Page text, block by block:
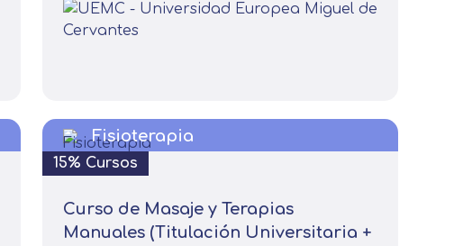
Fisioterapia
15% Cursos
Curso de Masaje y Terapias
Manuales (Titulación Universitaria +